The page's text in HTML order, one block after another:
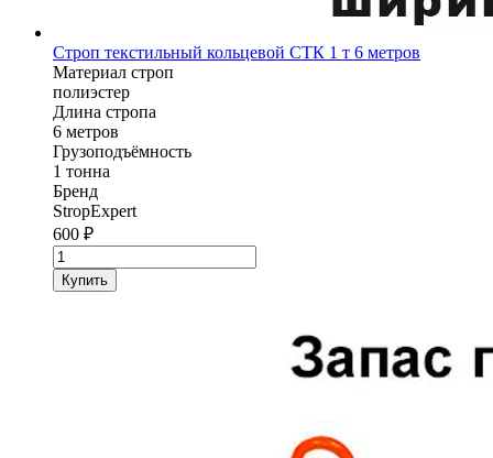
Строп текстильный кольцевой СТК 1 т 6 метров
Материал строп
полиэстер
Длина стропа
6 метров
Грузоподъёмность
1 тонна
Бренд
StropExpert
600 ₽
Количество
товара
Строп
Купить